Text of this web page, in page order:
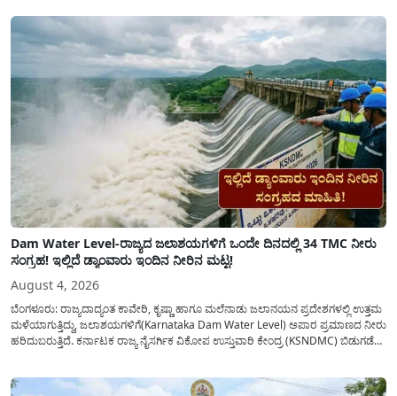
ಜಾರಿಗೆ...
Dam Water Level-ರಾಜ್ಯದ ಜಲಾಶಯಗಳಿಗೆ ಒಂದೇ ದಿನದಲ್ಲಿ 34 TMC ನೀರು
ಸಂಗ್ರಹ! ಇಲ್ಲಿದೆ ಡ್ಯಾಂವಾರು ಇಂದಿನ ನೀರಿನ ಮಟ್ಟ!
August 4, 2026
ಬೆಂಗಳೂರು: ರಾಜ್ಯದಾದ್ಯಂತ ಕಾವೇರಿ, ಕೃಷ್ಣಾ ಹಾಗೂ ಮಲೆನಾಡು ಜಲಾನಯನ ಪ್ರದೇಶಗಳಲ್ಲಿ ಉತ್ತಮ
ಮಳೆಯಾಗುತ್ತಿದ್ದು, ಜಲಾಶಯಗಳಿಗೆ(Karnataka Dam Water Level) ಅಪಾರ ಪ್ರಮಾಣದ ನೀರು
ಹರಿದುಬರುತ್ತಿದೆ. ಕರ್ನಾಟಕ ರಾಜ್ಯ ನೈಸರ್ಗಿಕ ವಿಕೋಪ ಉಸ್ತುವಾರಿ ಕೇಂದ್ರ (KSNDMC) ಬಿಡುಗಡೆ